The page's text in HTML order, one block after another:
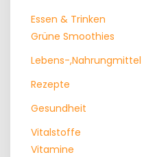
Essen & Trinken
Grüne Smoothies
Lebens-,Nahrungmittel
Rezepte
Gesundheit
Vitalstoffe
Vitamine